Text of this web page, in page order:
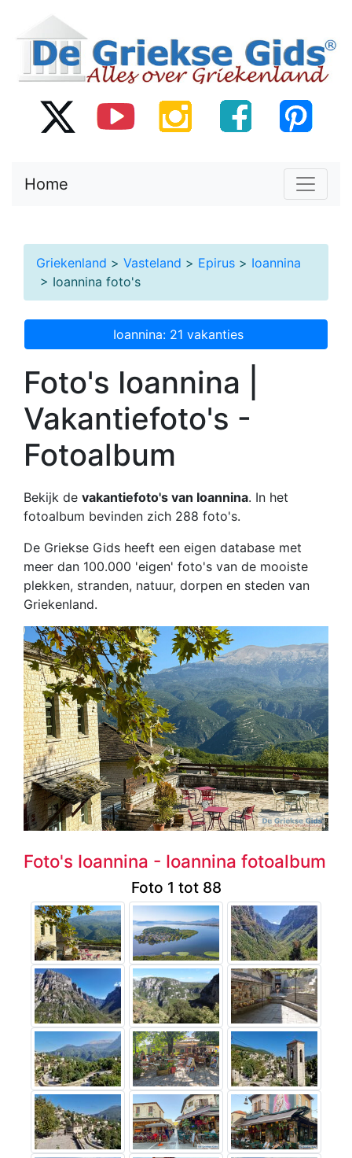
Home
Griekenland > Vasteland > Epirus > Ioannina
> Ioannina foto's
Ioannina: 21 vakanties
Foto's Ioannina |
Vakantiefoto's -
Fotoalbum
Bekijk de vakantiefoto's van Ioannina. In het
fotoalbum bevinden zich 288 foto's.
De Griekse Gids heeft een eigen database met
meer dan 100.000 'eigen' foto's van de mooiste
plekken, stranden, natuur, dorpen en steden van
Griekenland.
Foto's Ioannina - Ioannina fotoalbum
Foto 1 tot 88